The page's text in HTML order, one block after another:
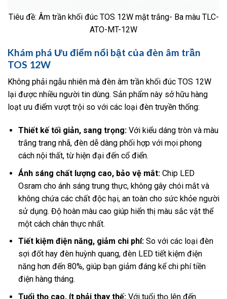
Tiêu đề: Âm trần khối đúc TOS 12W mặt trắng- Ba màu TLC-
ATO-MT-12W
Khám phá Ưu điểm nổi bật của đèn âm trần
TOS 12W
Không phải ngẫu nhiên mà đèn âm trần khối đúc TOS 12W
lại được nhiều người tin dùng. Sản phẩm này sở hữu hàng
loạt ưu điểm vượt trội so với các loại đèn truyền thống:
Thiết kế tối giản, sang trọng:Với kiểu dáng tròn và màu
trắng trang nhã, đèn dễ dàng phối hợp với mọi phong
cách nội thất, từ hiện đại đến cổ điển.
Ánh sáng chất lượng cao, bảo vệ mắt:Chip LED
Osram cho ánh sáng trung thực, không gây chói mắt và
không chứa các chất độc hại, an toàn cho sức khỏe người
sử dụng. Độ hoàn màu cao giúp hiển thị màu sắc vật thể
một cách chân thực nhất.
Tiết kiệm điện năng, giảm chi phí:So với các loại đèn
sợi đốt hay đèn huỳnh quang, đèn LED tiết kiệm điện
năng hơn đến 80%, giúp bạn giảm đáng kể chi phí tiền
điện hàng tháng.
Tuổi thọ cao, ít phải thay thế:Với tuổi thọ lên đến